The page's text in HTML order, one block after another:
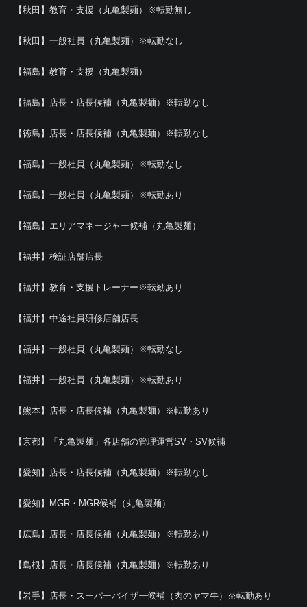
【秋田】教育・支援（丸亀製麺）※転勤無し
【秋田】一般社員（丸亀製麺）※転勤なし
【福島】教育・支援（丸亀製麺）
【福島】店長・店長候補（丸亀製麺）※転勤なし
【徳島】店長・店長候補（丸亀製麺）※転勤なし
【福島】一般社員（丸亀製麺）※転勤なし
【福島】一般社員（丸亀製麺）※転勤あり
【福島】エリアマネージャー候補（丸亀製麺）
【福井】検証店舗店長
【福井】教育・支援トレーナー※転勤あり
【福井】中途社員研修店舗店長
【福井】一般社員（丸亀製麺）※転勤なし
【福井】一般社員（丸亀製麺）※転勤あり
【熊本】店長・店長候補（丸亀製麺）※転勤あり
【京都】「丸亀製麺」各店舗の管理運営SV・SV候補
【愛知】店長・店長候補（丸亀製麺）※転勤なし
【愛知】MGR・MGR候補（丸亀製麺）
【広島】店長・店長候補（丸亀製麺）※転勤あり
【島根】店長・店長候補（丸亀製麺）※転勤あり
【岩手】店長・スーパーバイザー候補（肉のヤマ牛）※転勤あり